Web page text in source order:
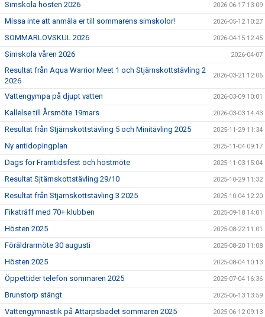
Simskola hösten 2026 2026-06-17 13:09
Missa inte att anmäla er till sommarens simskolor! 2026-05-12 10:27
SOMMARLOVSKUL 2026 2026-04-15 12:45
Simskola våren 2026 2026-04-07
Resultat från Aqua Warrior Meet 1 och Stjärnskottstävling 2
2026
2026-03-21 12:06
Vattengympa på djupt vatten 2026-03-09 10:01
Kallelse till Årsmöte 19mars 2026-03-03 14:43
Resultat från Stjärnskottstävling 5 och Minitävling 2025 2025-11-29 11:34
Ny antidopingplan 2025-11-04 09:17
Dags för Framtidsfest och höstmöte 2025-11-03 15:04
Resultat Sjtärnskottstävling 29/10 2025-10-29 11:32
Resultat från Stjärnskottstävling 3 2025 2025-10-04 12:20
Fikaträff med 70+ klubben 2025-09-18 14:01
Hösten 2025 2025-08-22 11:01
Föräldrarmöte 30 augusti 2025-08-20 11:08
Hösten 2025 2025-08-04 10:13
Öppettider telefon sommaren 2025 2025-07-04 16:36
Brunstorp stängt 2025-06-13 13:59
Vattengymnastik på Attarpsbadet sommaren 2025 2025-06-12 09:13